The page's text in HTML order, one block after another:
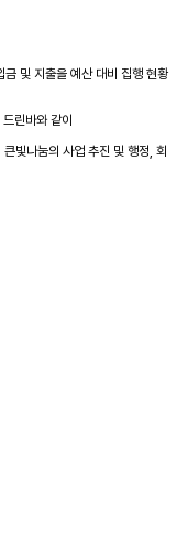
및 지출을 예산 대비 집행 현황
린바와 같이
빛나눔의 사업 추진 및 행정, 회